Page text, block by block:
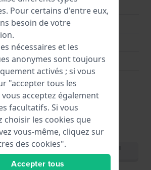
arrière
Titane
Couvercle à pression
Saphire
Couronne de tirer
785(Voir les spécifications
Télécharger le manuel
(English)
. Pour certains d'entre eux,
besoin de votre
nécessaires et les
anonymes sont toujours
activés ; si vous
"accepter tous les
acceptez également
facultatifs. Si vous
choisir les cookies que
vous-même, cliquez sur
des cookies".
Accepter tous